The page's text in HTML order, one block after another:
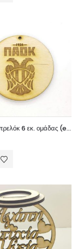
Ξύλινο μπρελόκ 6 εκ. ομάδας (engrave)